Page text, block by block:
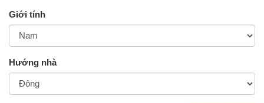
Giới tính
Hướng nhà